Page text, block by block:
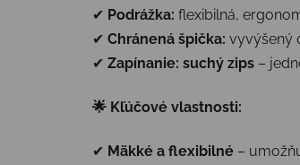
✔ Podrážka: flexibilná,
✔ Chránená špička: vyvýšený
✔ Zapínanie: suchý zips –
🌟 Kľúčové vlastnosti:
✔ Mäkké a flexibilné –